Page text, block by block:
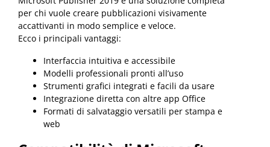
per chi vuole creare pubblicazioni visivamente
accattivanti in modo semplice e veloce.
Ecco i principali vantaggi:
Interfaccia intuitiva e accessibile
Modelli professionali pronti all’uso
Strumenti grafici integrati e facili da usare
Integrazione diretta con altre app Office
Formati di salvataggio versatili per stampa e
web